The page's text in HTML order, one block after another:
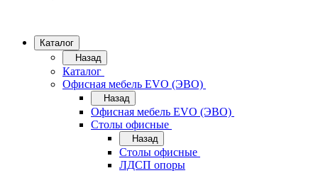
Каталог
Назад
Каталог
Офисная мебель EVO (ЭВО)
Назад
Офисная мебель EVO (ЭВО)
Cтолы офисные
Назад
Cтолы офисные
ЛДСП опоры